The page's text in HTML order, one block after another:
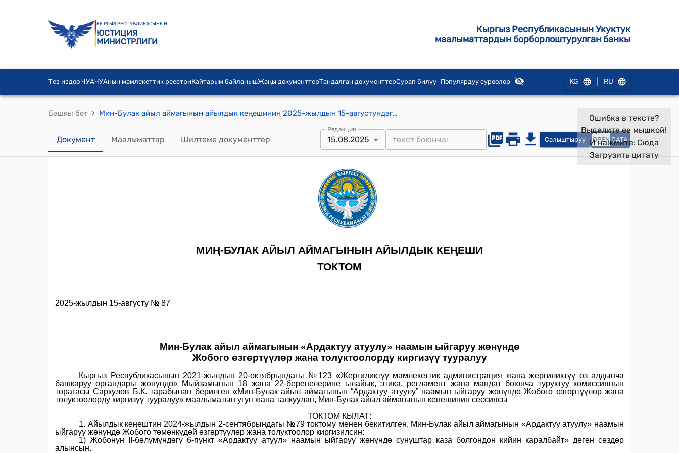
КЫРГЫЗ РЕСПУБЛИКАСЫНЫН
ЮСТИЦИЯ
МИНИСТРЛИГИ
Кыргыз Республикасынын Укуктук
маалыматтардын борборлоштурулган банкы
Тез издөө ЧУАЧУАнын мамлекеттик реестриКайтарым байланышЖаңы документтерТандалган документтерСурап билүү Популярдуу суроолор KG RU
Башкы бет › Мин-Булак айыл аймагынын айылдык кеңешинин 2025-жылдын 15-августундагы № 87 "Мин-Булак айыл аймагынын «Ардактуу атуулу» наамын ыйгаруу жөнүндө Жобого өзгөртүүлөр жана толуктоолорду киргизүү тууралуу" токтому
Документ Маалыматтар Шилтеме документтер
Редакция
15.08.2025 Салыштыруу OPEN DATA
Ошибка в тексте?
Выделите ее мышкой!
И нажмите: Сюда
Загрузить цитату